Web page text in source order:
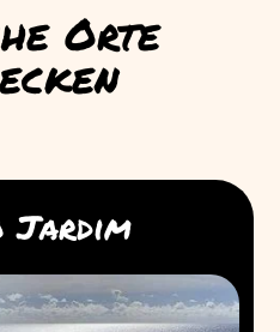
Orte
Jardim